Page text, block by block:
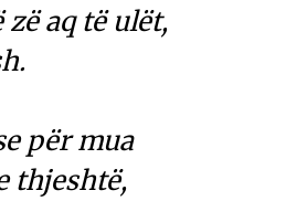
aq të ulët,
për mua
thjeshtë,